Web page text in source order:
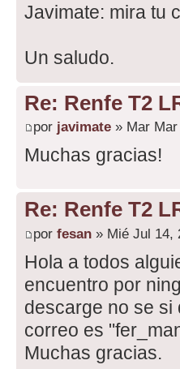
Javimate: mira tu
Un saludo.
Re: Renfe T2
por javimate » Mar
Muchas gracias!
Re: Renfe T2
por fesan » Mié Jul 14,
Hola a todos
encuentro por
descarge no se si
correo es
Muchas gracias.